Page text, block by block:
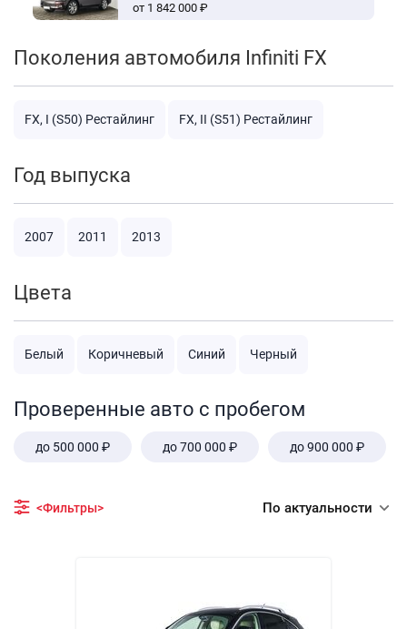
от 1 842 000 ₽
Поколения автомобиля Infiniti FX
FX, I (S50) Рестайлинг FX, II (S51) Рестайлинг
Год выпуска
2007 2011 2013
Цвета
Белый Коричневый Синий Черный
Проверенные авто с пробегом
до 500 000 ₽ до 700 000 ₽ до 900 000 ₽
<Фильтры> По актуальности